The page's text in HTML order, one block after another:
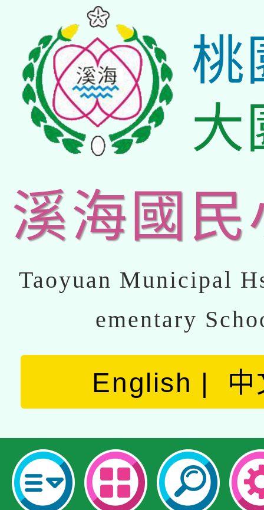
桃
大
溪海國民
Taoyuan Municipal
ementary
English 中